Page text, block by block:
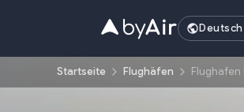
Deutsch
Startseite Flughäfen Flughafen